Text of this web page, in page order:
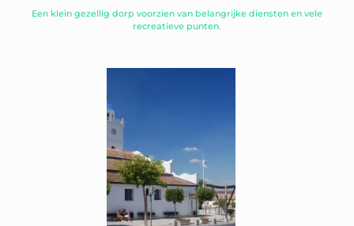
Een klein gezellig dorp voorzien van belangrijke diensten en vele
recreatieve punten.